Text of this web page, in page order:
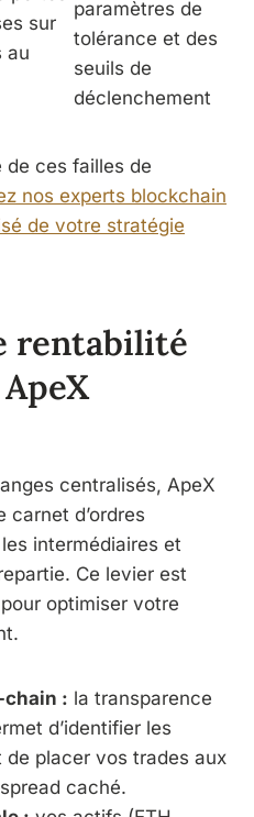
sur
au
paramètres de
tolérance et des
seuils de
déclenchement
de ces failles de
nos experts blockchain
de votre stratégie
rentabilité
centralisés, ApeX
carnet d’ordres
intermédiaires et
Ce levier est
optimiser votre
chain : la transparence
d’identifier les
de placer vos trades aux
caché.